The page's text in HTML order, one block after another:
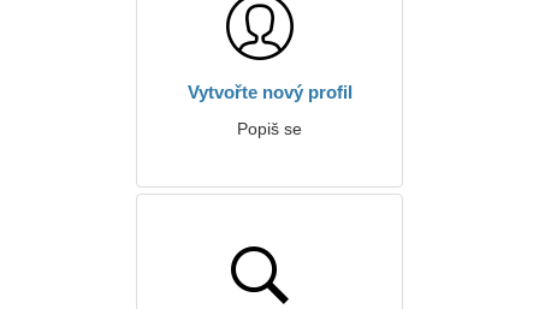
Vytvořte nový profil
Popiš se